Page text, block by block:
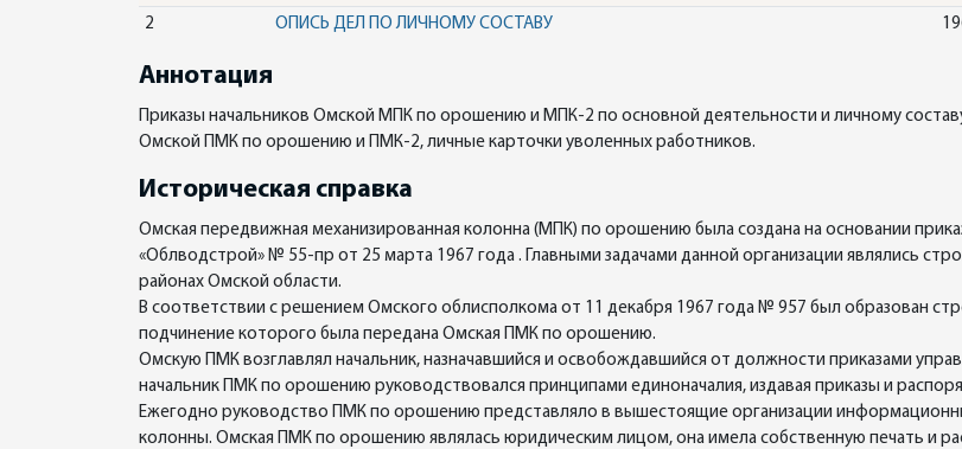
2 ОПИСЬ ДЕЛ ПО ЛИЧНОМУ СОСТАВУ
Аннотация
Приказы начальников Омской МПК по орошению и МПК-2 по основной деятельности и личному
Омской ПМК по орошению и ПМК-2, личные карточки уволенных работников.
Историческая справка
Омская передвижная механизированная колонна (МПК) по орошению была создана на основании
«Облводстрой» № 55-пр от 25 марта 1967 года . Главными задачами данной организации являлись
районах Омской области.
В соответствии с решением Омского облисполкома от 11 декабря 1967 года № 957 был образован
подчинение которого была передана Омская ПМК по орошению.
Омскую ПМК возглавлял начальник, назначавшийся и освобождавшийся от должности приказами
начальник ПМК по орошению руководствовался принципами единоначалия, издавая приказы и
Ежегодно руководство ПМК по орошению представляло в вышестоящие организации
колонны. Омская ПМК по орошению являлась юридическим лицом, она имела собственную печать и